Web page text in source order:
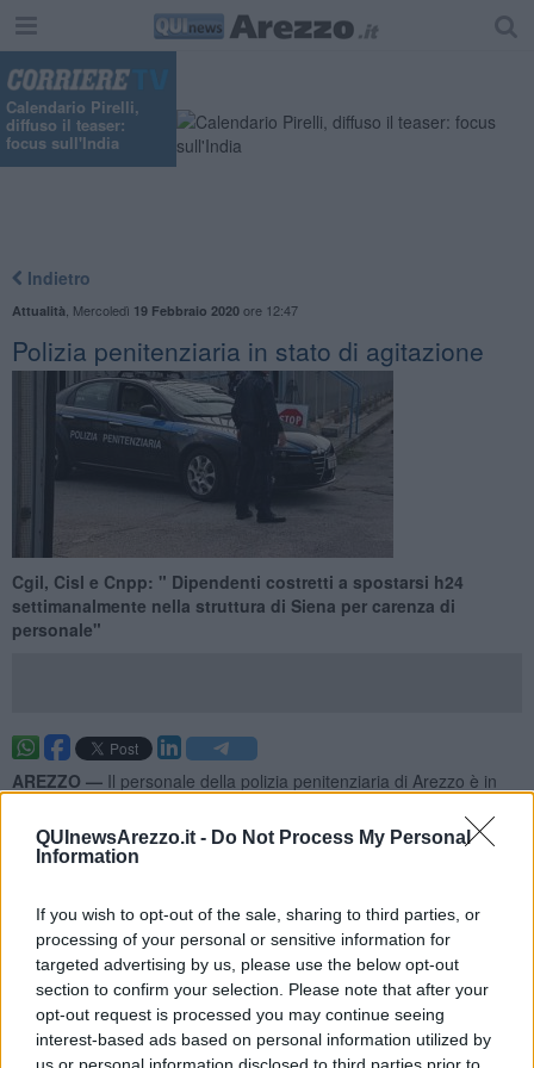
QUInewsArezzo.it - Do Not Process My Personal
Information
If you wish to opt-out of the sale, sharing to third parties, or
processing of your personal or sensitive information for
targeted advertising by us, please use the below opt-out
section to confirm your selection. Please note that after your
opt-out request is processed you may continue seeing
interest-based ads based on personal information utilized by
Calendario Pirelli,
diffuso il teaser:
focus sull'India
Indietro
Attualità Mercoledì 19 Febbraio 2020ore 12:47
Polizia penitenziaria in stato di agitazione
Cgil, Cisl e Cnpp: " Dipendenti costretti a spostarsi h24
settimanalmente nella struttura di Siena per carenza di
personale"
AREZZO — Il personale della polizia penitenziaria di Arezzo è in
"I motivi? - scrive la Cisl di Arezzo in una comunato stampa- La non
corretta relazione sindacale che ha scavalcato ed imposto un
corretto della struttura, ma anche l’aspetto umano dei dipendenti
costretti a spostarsi h24 settimanalmente nella struttura di Siena la
cui causa è lacarenza di personale".